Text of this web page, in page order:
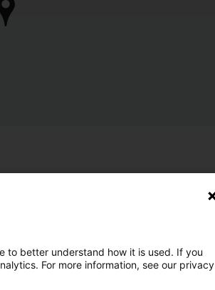
to better understand how it is used. If you
For more information, see our privacy